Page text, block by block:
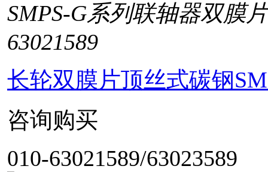
SMPS-G系列联轴器双膜
63021589
长轮双膜片顶丝式碳钢
咨询购买
010-63021589/63023589